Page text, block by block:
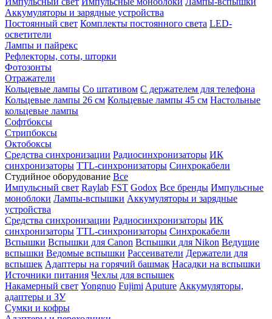
Аккумуляторы и зарядные устройства
Постоянный свет Комплекты постоянного света LED-
осветители
Лампы и пайрекс
Рефлекторы, соты, шторки
Фотозонты
Отражатели
Кольцевые лампы Со штативом С держателем для телефона
Кольцевые лампы 26 см Кольцевые лампы 45 см Настольные
кольцевые лампы
Софтбоксы
Стрипбоксы
Октобоксы
Средства синхронизации Радиосинхронизаторы ИК
синхронизаторы TTL-синхронизаторы Синхрокабели
Студийное оборудование Все
Импульсный свет Raylab FST Godox Все бренды Импульсные
моноблоки Лампы-вспышки Аккумуляторы и зарядные
устройства
Средства синхронизации Радиосинхронизаторы ИК
синхронизаторы TTL-синхронизаторы Синхрокабели
Вспышки Вспышки для Canon Вспышки для Nikon Ведущие
вспышки Ведомые вспышки Рассеиватели Держатели для
вспышек Адаптеры на горячий башмак Насадки на вспышки
Источники питания Чехлы для вспышек
Накамерный свет Yongnuo Fujimi Aputure Аккумуляторы,
адаптеры и ЗУ
Сумки и кофры